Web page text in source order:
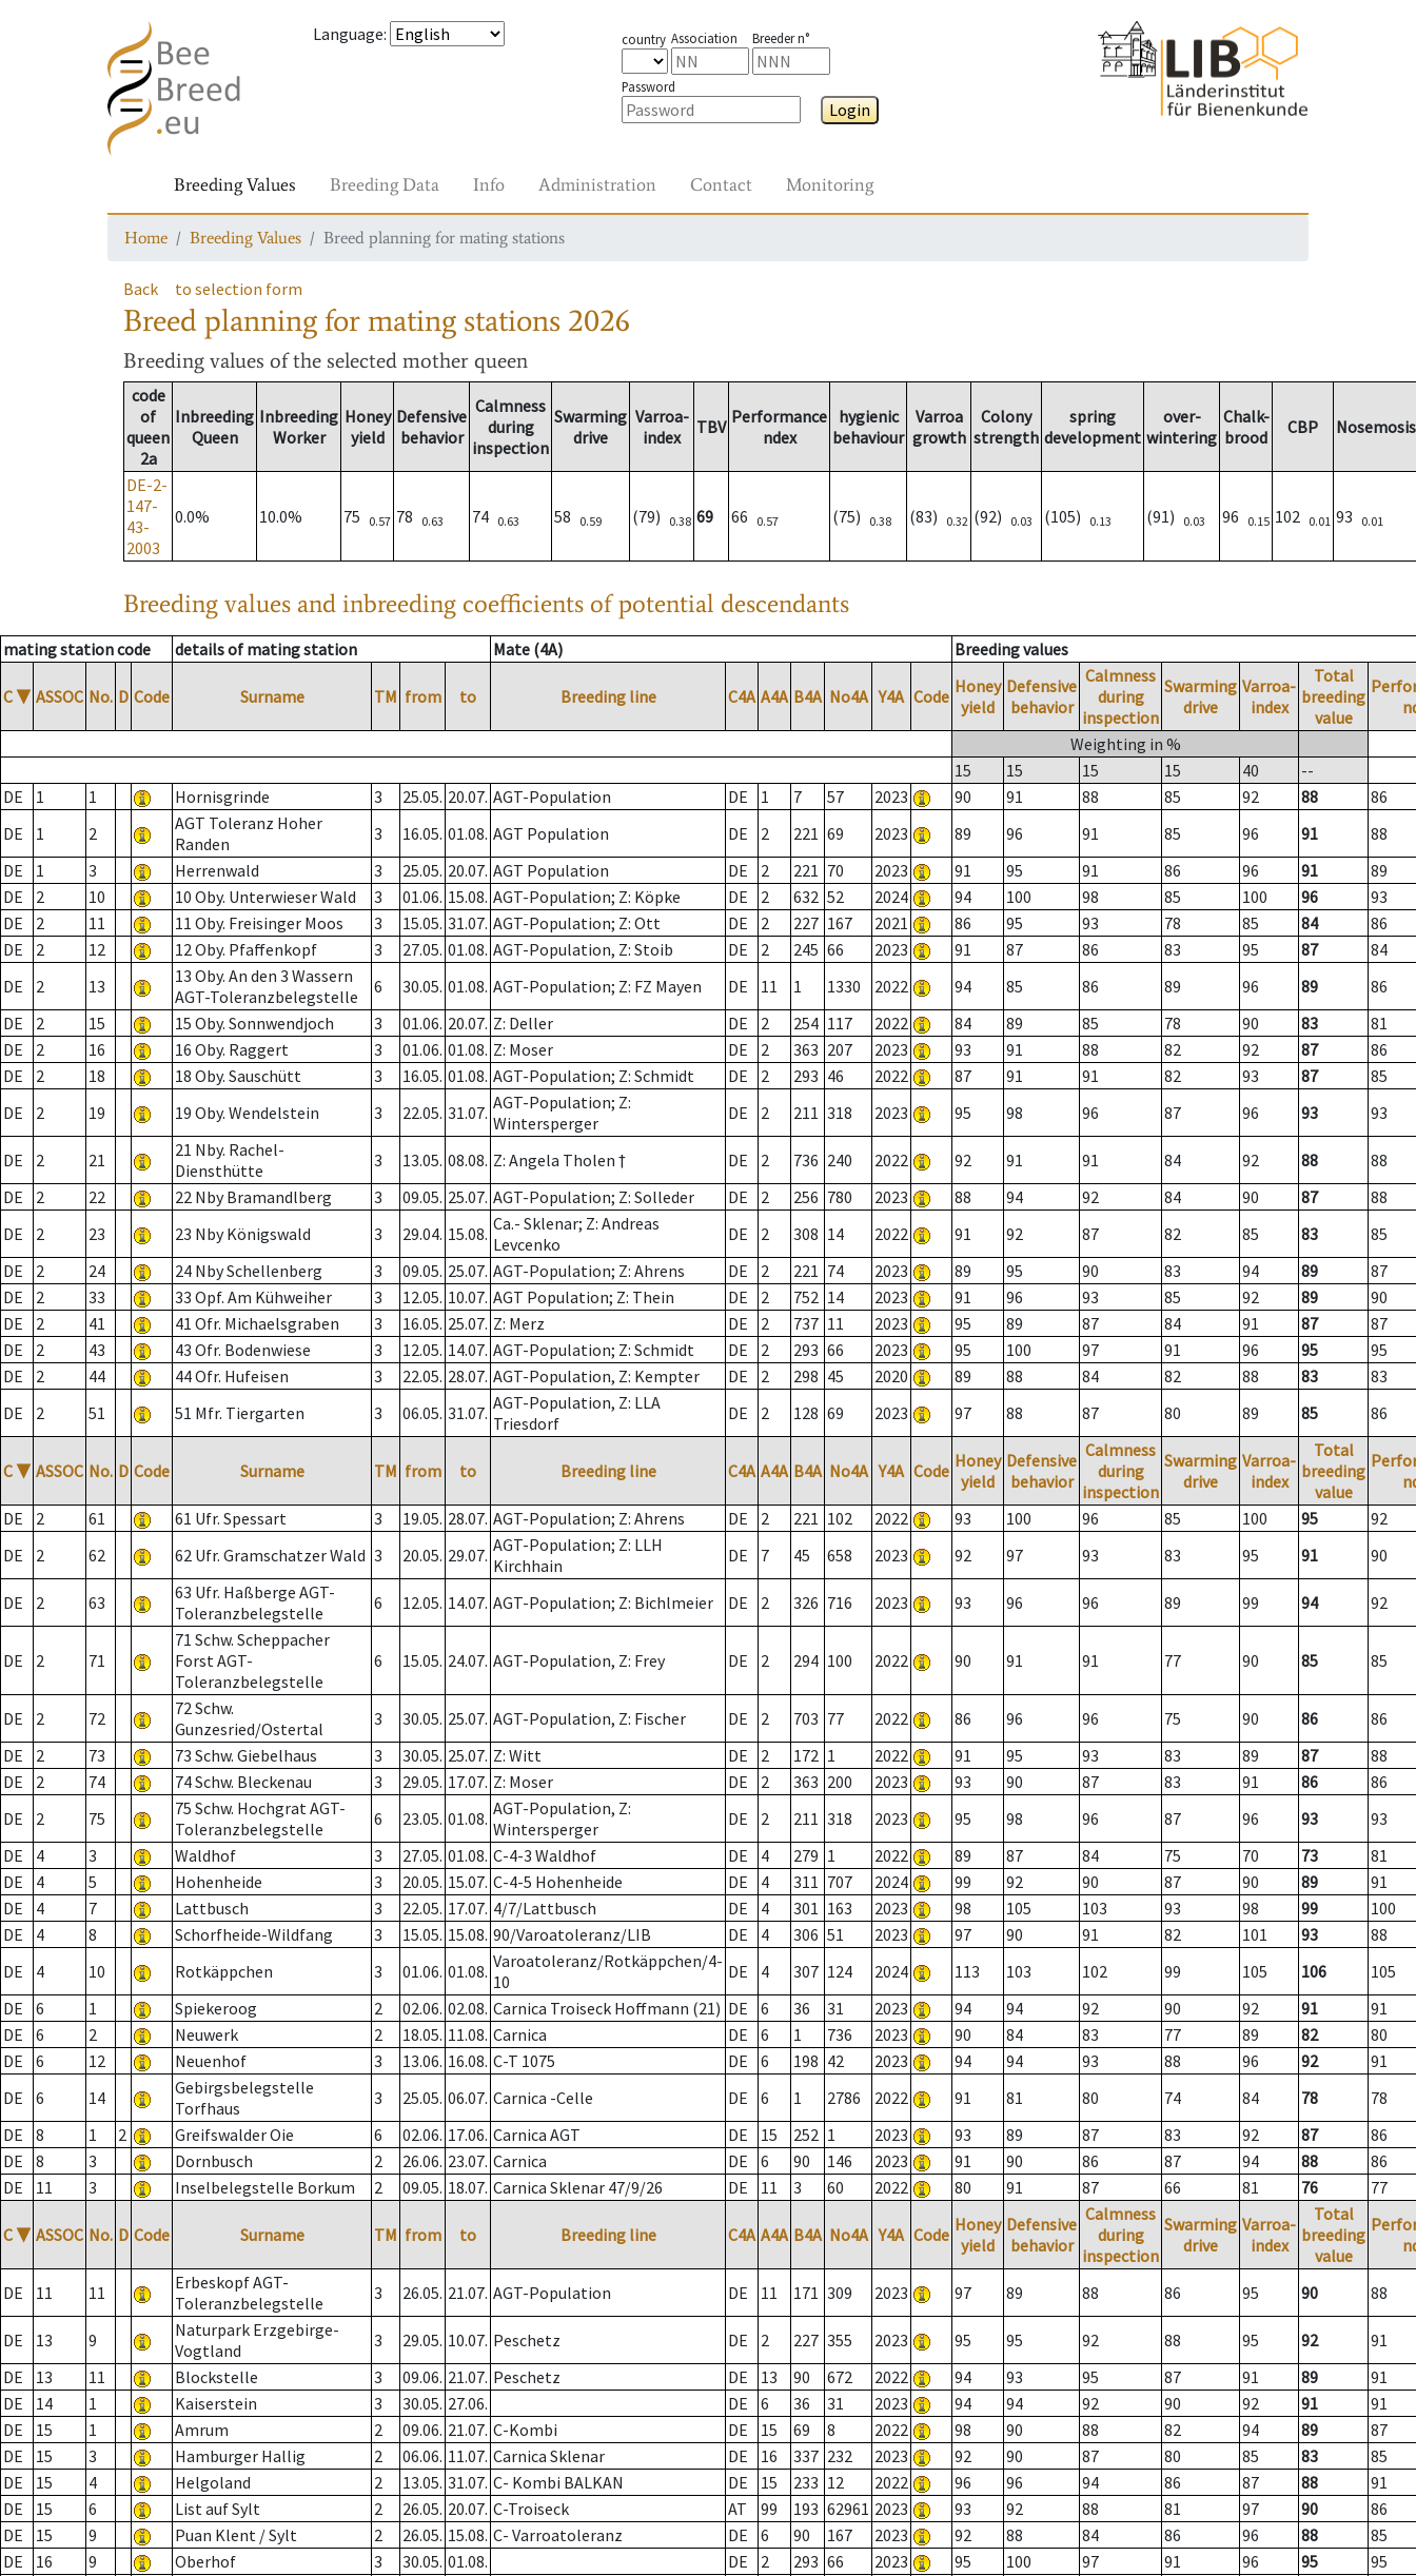
Language: country Association Breeder n°
Password
Login
Breeding Values Breeding Data Info Administration Contact Monitoring
Home Breeding Values Breed planning for mating stations
Back to selection form
Breed planning for mating stations 2026
Breeding values of the selected mother queen
code
of
queen
2a
Inbreeding
Queen
Inbreeding
Worker
Honey
yield
Defensive
behavior
Calmness
during
inspection
Swarming
drive
Varroa-
index
TBV Performance
ndex
hygienic
behaviour
Varroa
growth
Colony
strength
spring
development
over-
wintering
Chalk-
brood
CBP Nosemosis
DE-2-
147-
43-
2003
0.0% 10.0% 75 0.57 78 0.63 74 0.63 58 0.59 (79) 0.38 69 66 0.57 (75) 0.38 (83) 0.32 (92) 0.03 (105) 0.13 (91) 0.03 96 0.15 102 0.01 93 0.01
Breeding values and inbreeding coefficients of potential descendants
mating station code details of mating station Mate (4A) Breeding values
C ▼ ASSOC No. D Code Surname TM from to Breeding line C4A A4A B4A No4A Y4A Code Honey
yield
Defensive
behavior
Calmness
during
inspection
Swarming
drive
Varroa-
index
Total
breeding
value
Weighting in %
15
15 15 15 40
--
DE
1 1 Hornisgrinde 3 25.05. 20.07. AGT-Population DE 1 7 57 2023 90 91 88 85 92 88
86
DE
1 2
AGT Toleranz Hoher
Randen
3 16.05. 01.08. AGT Population DE 2 221 69 2023 89 96 91 85 96 91
88
DE
1 3 Herrenwald 3 25.05. 20.07. AGT Population DE 2 221 70 2023 91 95 91 86 96 91
89
DE
2 10 10 Oby. Unterwieser Wald 3 01.06. 15.08. AGT-Population; Z: Köpke DE 2 632 52 2024 94 100 98 85 100 96
93
DE
2 11 11 Oby. Freisinger Moos 3 15.05. 31.07. AGT-Population; Z: Ott DE 2 227 167 2021 86 95 93 78 85 84
86
DE
2 12 12 Oby. Pfaffenkopf 3 27.05. 01.08. AGT-Population, Z: Stoib DE 2 245 66 2023 91 87 86 83 95 87
84
DE
2 13
13 Oby. An den 3 Wassern
AGT-Toleranzbelegstelle
6 30.05. 01.08. AGT-Population; Z: FZ Mayen DE 11 1 1330 2022 94 85 86 89 96 89
86
DE
2 15 15 Oby. Sonnwendjoch 3 01.06. 20.07. Z: Deller DE 2 254 117 2022 84 89 85 78 90 83
81
DE
2 16 16 Oby. Raggert 3 01.06. 01.08. Z: Moser DE 2 363 207 2023 93 91 88 82 92 87
86
DE
2 18 18 Oby. Sauschütt 3 16.05. 01.08. AGT-Population; Z: Schmidt DE 2 293 46 2022 87 91 91 82 93 87
85
DE
2 19 19 Oby. Wendelstein 3 22.05. 31.07. AGT-Population; Z:
Wintersperger
DE 2 211 318 2023 95 98 96 87 96 93 93
DE 2 21
21 Nby. Rachel-
Diensthütte
3 13.05. 08.08. Z: Angela Tholen † DE 2 736 240 2022 92 91 91 84 92 88
88
DE
2 22 22 Nby Bramandlberg 3 09.05. 25.07. AGT-Population; Z: Solleder DE 2 256 780 2023 88 94 92 84 90 87
88
DE
2 23 23 Nby Königswald 3 29.04. 15.08. Ca.- Sklenar; Z: Andreas
Levcenko
DE 2 308 14 2022 91 92 87 82 85 83
85
DE
2 24 24 Nby Schellenberg 3 09.05. 25.07. AGT-Population; Z: Ahrens DE 2 221 74 2023 89 95 90 83 94 89
87
DE
2 33 33 Opf. Am Kühweiher 3 12.05. 10.07. AGT Population; Z: Thein DE 2 752 14 2023 91 96 93 85 92 89
90
DE
2 41 41 Ofr. Michaelsgraben 3 16.05. 25.07. Z: Merz DE 2 737 11 2023 95 89 87 84 91 87
87
DE
2 43 43 Ofr. Bodenwiese 3 12.05. 14.07. AGT-Population; Z: Schmidt DE 2 293 66 2023 95 100 97 91 96 95
95
DE
2 44 44 Ofr. Hufeisen 3 22.05. 28.07. AGT-Population, Z: Kempter DE 2 298 45 2020 89 88 84 82 88 83
83
DE
2 51 51 Mfr. Tiergarten 3 06.05. 31.07. AGT-Population, Z: LLA
Triesdorf
DE 2 128 69 2023 97 88 87 80 89 85 86
C ▼ ASSOC No. D Code Surname TM from to Breeding line C4A A4A B4A No4A Y4A Code Honey
yield
Defensive
behavior
Calmness
during
inspection
Swarming
drive
Varroa-
index
Total
breeding
value
DE
2 61 61 Ufr. Spessart 3 19.05. 28.07. AGT-Population; Z: Ahrens DE 2 221 102 2022 93 100 96 85 100 95
92
DE
2 62 62 Ufr. Gramschatzer Wald 3 20.05. 29.07. AGT-Population; Z: LLH
Kirchhain
DE 7 45 658 2023 92 97 93 83 95 91 90
DE 2 63
63 Ufr. Haßberge AGT-
Toleranzbelegstelle
6 12.05. 14.07. AGT-Population; Z: Bichlmeier DE 2 326 716 2023 93 96 96 89 99 94 92
DE 2 71
71 Schw. Scheppacher
Forst AGT-
Toleranzbelegstelle
6 15.05. 24.07. AGT-Population, Z: Frey DE 2 294 100 2022 90 91 91 77 90 85 85
DE 2 72
72 Schw.
Gunzesried/Ostertal
3 30.05. 25.07. AGT-Population, Z: Fischer DE 2 703 77 2022 86 96 96 75 90 86
86
DE
2 73 73 Schw. Giebelhaus 3 30.05. 25.07. Z: Witt DE 2 172 1 2022 91 95 93 83 89 87
88
DE
2 74 74 Schw. Bleckenau 3 29.05. 17.07. Z: Moser DE 2 363 200 2023 93 90 87 83 91 86
86
DE
2 75
75 Schw. Hochgrat AGT-
Toleranzbelegstelle
6 23.05. 01.08. AGT-Population, Z:
Wintersperger
DE 2 211 318 2023 95 98 96 87 96 93
93
DE
4 3 Waldhof 3 27.05. 01.08. C-4-3 Waldhof DE 4 279 1 2022 89 87 84 75 70 73
81
DE
4 5 Hohenheide 3 20.05. 15.07. C-4-5 Hohenheide DE 4 311 707 2024 99 92 90 87 90 89
91
DE
4 7 Lattbusch 3 22.05. 17.07. 4/7/Lattbusch DE 4 301 163 2023 98 105 103 93 98 99
100
DE
4 8 Schorfheide-Wildfang 3 15.05. 15.08. 90/Varoatoleranz/LIB DE 4 306 51 2023 97 90 91 82 101 93
88
DE
4 10 Rotkäppchen 3 01.06. 01.08. Varoatoleranz/Rotkäppchen/4-
10
DE 4 307 124 2024 113 103 102 99 105 106
105
DE
6 1 Spiekeroog 2 02.06. 02.08. Carnica Troiseck Hoffmann (21) DE 6 36 31 2023 94 94 92 90 92 91
91
DE
6 2 Neuwerk 2 18.05. 11.08. Carnica DE 6 1 736 2023 90 84 83 77 89 82
80
DE
6 12 Neuenhof 3 13.06. 16.08. C-T 1075 DE 6 198 42 2023 94 94 93 88 96 92
91
DE
6 14
Gebirgsbelegstelle
Torfhaus
3 25.05. 06.07. Carnica -Celle DE 6 1 2786 2022 91 81 80 74 84 78
78
DE
8 1 2 Greifswalder Oie 6 02.06. 17.06. Carnica AGT DE 15 252 1 2023 93 89 87 83 92 87
86
DE
8 3 Dornbusch 2 26.06. 23.07. Carnica DE 6 90 146 2023 91 90 86 87 94 88
86
DE
11 3 Inselbelegstelle Borkum 2 09.05. 18.07. Carnica Sklenar 47/9/26 DE 11 3 60 2022 80 91 87 66 81 76 77
C ▼ ASSOC No. D Code Surname TM from to Breeding line C4A A4A B4A No4A Y4A Code Honey
yield
Defensive
behavior
Calmness
during
inspection
Swarming
drive
Varroa-
index
Total
breeding
value
DE 11 11
Erbeskopf AGT-
Toleranzbelegstelle
3 26.05. 21.07. AGT-Population DE 11 171 309 2023 97 89 88 86 95 90 88
DE 13 9
Naturpark Erzgebirge-
Vogtland
3 29.05. 10.07. Peschetz DE 2 227 355 2023 95 95 92 88 95 92
91
DE
13 11 Blockstelle 3 09.06. 21.07. Peschetz DE 13 90 672 2022 94 93 95 87 91 89
91
DE
14 1 Kaiserstein 3 30.05. 27.06. DE 6 36 31 2023 94 94 92 90 92 91
91
DE
15 1 Amrum 2 09.06. 21.07. C-Kombi DE 15 69 8 2022 98 90 88 82 94 89
87
DE
15 3 Hamburger Hallig 2 06.06. 11.07. Carnica Sklenar DE 16 337 232 2023 92 90 87 80 85 83
85
DE
15 4 Helgoland 2 13.05. 31.07. C- Kombi BALKAN DE 15 233 12 2022 96 96 94 86 87 88
91
DE
15 6 List auf Sylt 2 26.05. 20.07. C-Troiseck AT 99 193 62961 2023 93 92 88 81 97 90
86
DE
15 9 Puan Klent / Sylt 2 26.05. 15.08. C- Varroatoleranz DE 6 90 167 2023 92 88 84 86 96 88
85
DE
16 9 Oberhof 3 30.05. 01.08. DE 2 293 66 2023 95 100 97 91 96 95
95